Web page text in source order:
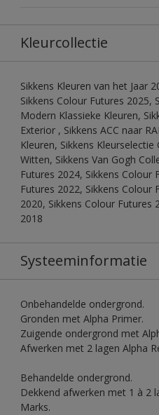
Kleurcollectie
Sikkens Kleuren van het Jaar
Sikkens Colour Futures 2025,
Modern Klassieke Kleuren,
Exterior , Sikkens ACC naar
Kleuren, Sikkens
Witten, Sikkens Van Gogh
Futures 2024, Sikkens Colour
Futures 2022, Sikkens Colour
2020, Sikkens Colour Futures
2018
Systeeminformatie
Onbehandelde ondergrond.
Gronden met Alpha Primer.
Zuigende ondergrond met
Afwerken met 2 lagen Alpha
Behandelde ondergrond.
Dekkend afwerken met 1 à 2
Marks.